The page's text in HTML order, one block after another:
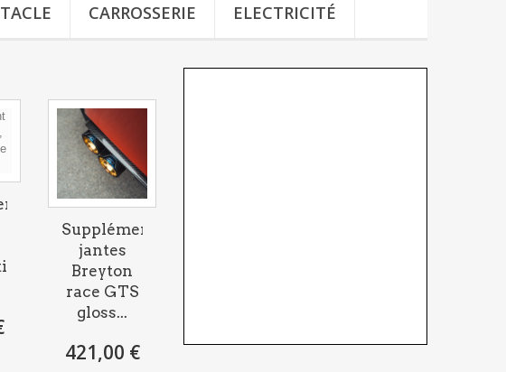
CARROSSERIE ELECTRICITÉ
Supplément
jantes
Breyton
race GTS
gloss...
421,00 €